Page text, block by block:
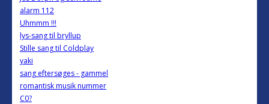
alarm 112
Uhmmm !!!
lys-sang til bryllup
Stille sang til Coldplay
yaki
sang eftersøges - gammel
romantisk musik nummer
C0?